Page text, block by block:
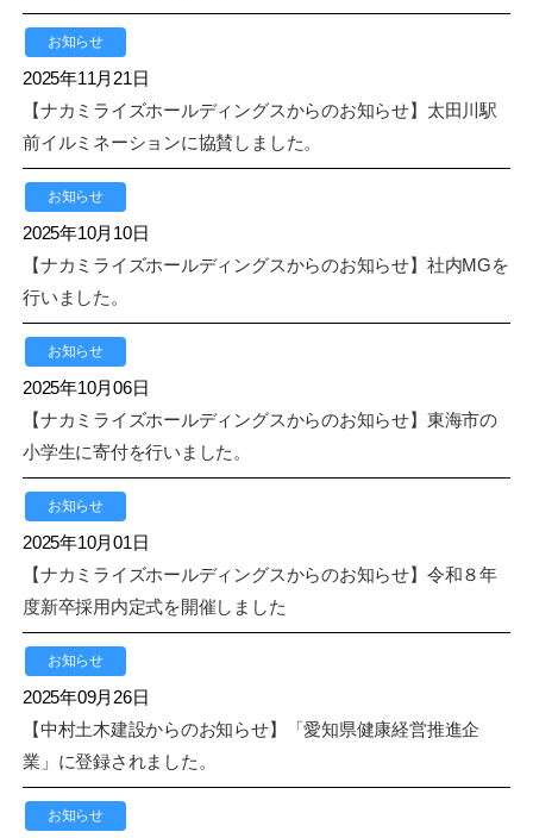
お知らせ
2025年11月21日
【ナカミライズホールディングスからのお知らせ】太田川駅
前イルミネーションに協賛しました。
お知らせ
2025年10月10日
【ナカミライズホールディングスからのお知らせ】社内MGを
行いました。
お知らせ
2025年10月06日
【ナカミライズホールディングスからのお知らせ】東海市の
小学生に寄付を行いました。
お知らせ
2025年10月01日
【ナカミライズホールディングスからのお知らせ】令和８年
度新卒採用内定式を開催しました
お知らせ
2025年09月26日
【中村土木建設からのお知らせ】「愛知県健康経営推進企
業」に登録されました。
お知らせ